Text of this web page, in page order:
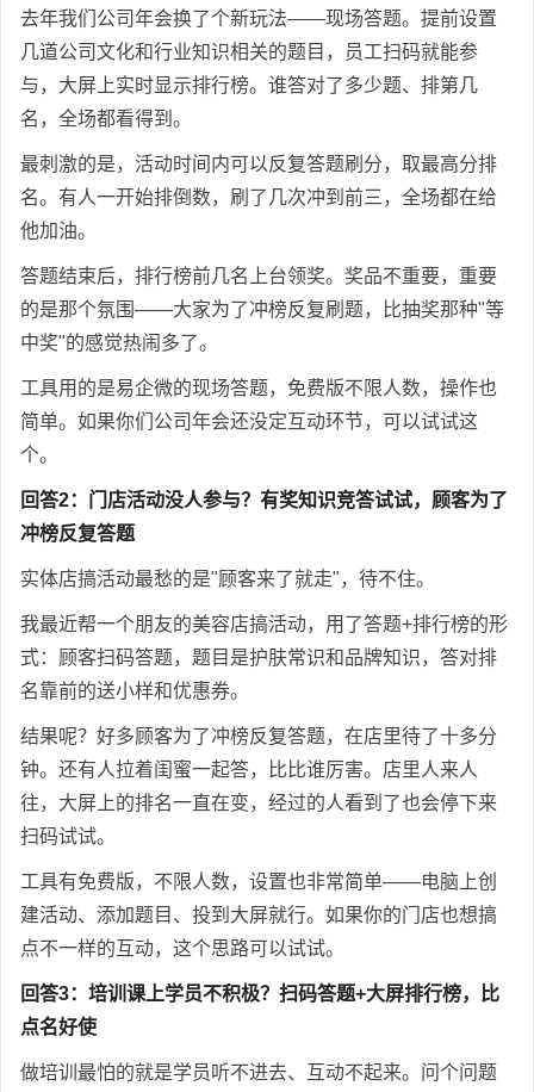
去年我们公司年会换了个新玩法——现场答题。提前设置
几道公司文化和行业知识相关的题目，员工扫码就能参
与，大屏上实时显示排行榜。谁答对了多少题、排第几
名，全场都看得到。
最刺激的是，活动时间内可以反复答题刷分，取最高分排
名。有人一开始排倒数，刷了几次冲到前三，全场都在给
他加油。
答题结束后，排行榜前几名上台领奖。奖品不重要，重要
的是那个氛围——大家为了冲榜反复刷题，比抽奖那种"等
中奖"的感觉热闹多了。
工具用的是易企微的现场答题，免费版不限人数，操作也
简单。如果你们公司年会还没定互动环节，可以试试这
个。
回答2：门店活动没人参与？有奖知识竞答试试，顾客为了
冲榜反复答题
实体店搞活动最愁的是"顾客来了就走"，待不住。
我最近帮一个朋友的美容店搞活动，用了答题+排行榜的形
式：顾客扫码答题，题目是护肤常识和品牌知识，答对排
名靠前的送小样和优惠券。
结果呢？好多顾客为了冲榜反复答题，在店里待了十多分
钟。还有人拉着闺蜜一起答，比比谁厉害。店里人来人
往，大屏上的排名一直在变，经过的人看到了也会停下来
扫码试试。
工具有免费版，不限人数，设置也非常简单——电脑上创
建活动、添加题目、投到大屏就行。如果你的门店也想搞
点不一样的互动，这个思路可以试试。
回答3：培训课上学员不积极？扫码答题+大屏排行榜，比
点名好使
做培训最怕的就是学员听不进去、互动不起来。问个问题